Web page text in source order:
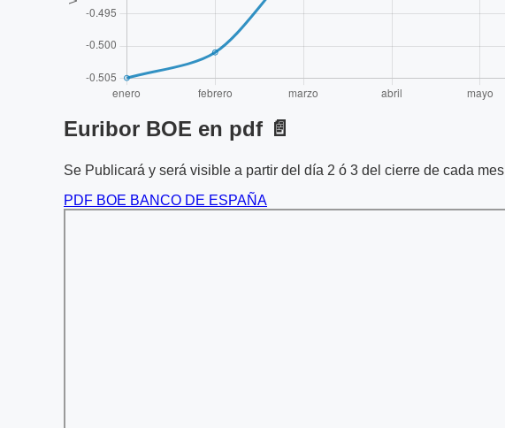
Euribor BOE en pdf 📄
Se Publicará y será visible a partir del día 2 ó 3 del cierre de cada mes
PDF BOE BANCO DE ESPAÑA